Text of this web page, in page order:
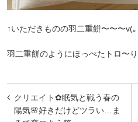
↑いただきものの羽二重餅〜〜〜v(
羽二重餅のようにほっぺたトロ
投
稿
クリエイト︎✿眠気と戦う春の
陽気🌸好きだけどツラい…ま